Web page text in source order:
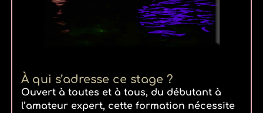
À qui s’adresse ce stage ?
Ouvert à toutes et à tous, du débutant à
l’amateur expert, cette formation nécessite